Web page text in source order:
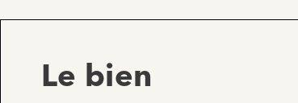
Le bien